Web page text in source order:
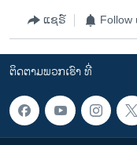
ແຊຣ໌ Follow
ຕິດຕາມພວກເຮົາ ທີ່